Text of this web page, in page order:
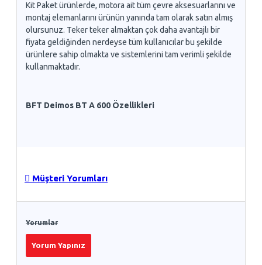
Kit Paket ürünlerde, motora ait tüm çevre aksesuarlarını ve
montaj elemanlarını ürünün yanında tam olarak satın almış
olursunuz. Teker teker almaktan çok daha avantajlı bir
fiyata geldiğinden nerdeyse tüm kullanıcılar bu şekilde
ürünlere sahip olmakta ve sistemlerini tam verimli şekilde
kullanmaktadır.
BFT Deimos BT A 600 Özellikleri
Müşteri Yorumları
Yorumlar
Yorum Yapınız